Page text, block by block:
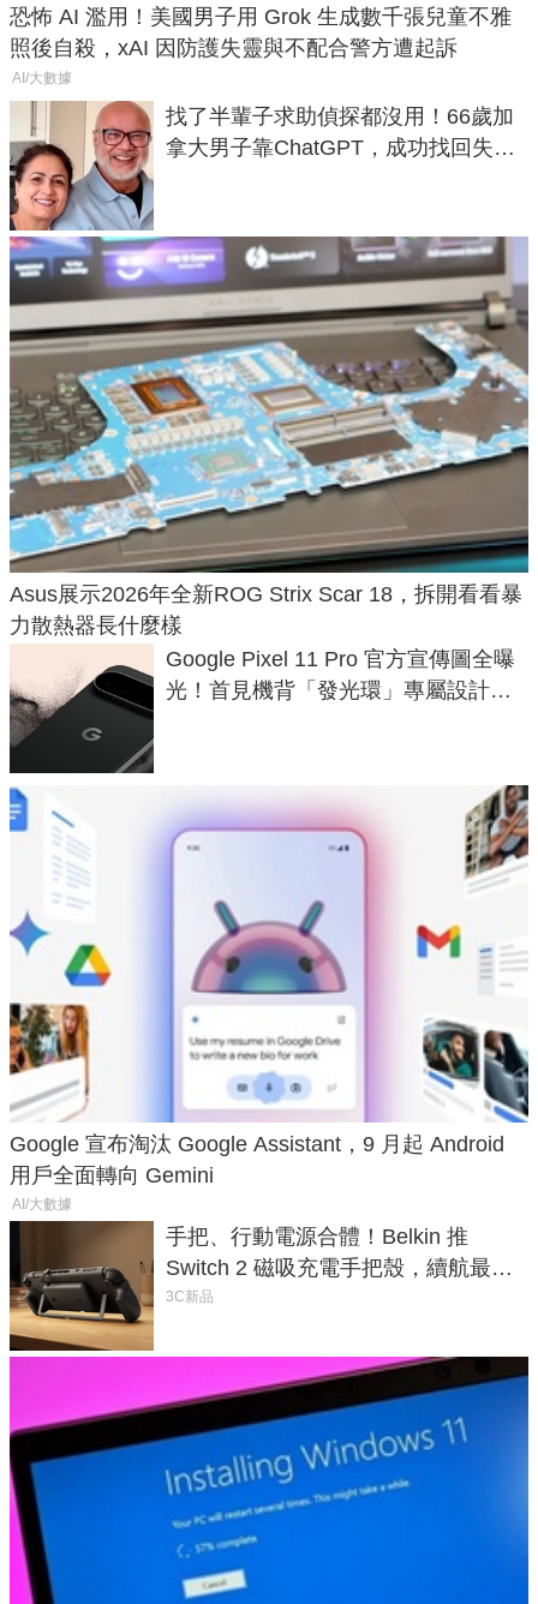
恐怖 AI 濫用！美國男子用 Grok 生成數千張兒童不雅
照後自殺，xAI 因防護失靈與不配合警方遭起訴
AI/大數據
找了半輩子求助偵探都沒用！66歲加
拿大男子靠ChatGPT，成功找回失散
Asus展示2026年全新ROG Strix Scar 18，拆開看看暴
力散熱器長什麼樣
Google Pixel 11 Pro 官方宣傳圖全曝
光！首見機背「發光環」專屬設計、
Google 宣布淘汰 Google Assistant，9 月起 Android
用戶全面轉向 Gemini
AI/大數據
手把、行動電源合體！Belkin 推
Switch 2 磁吸充電手把殼，續航最高
延長 1.5 倍
3C新品